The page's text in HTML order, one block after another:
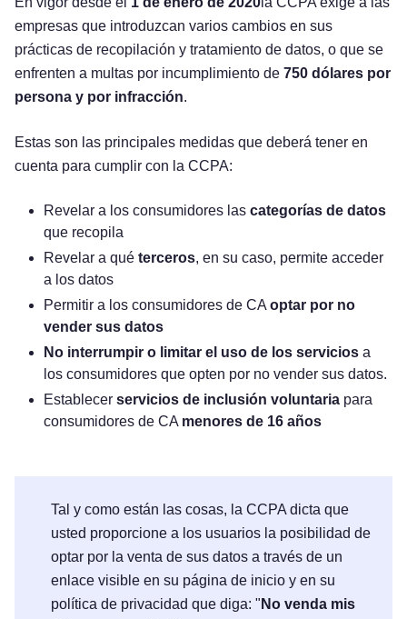
empresas que introduzcan varios cambios en sus
prácticas de recopilación y tratamiento de datos, o que se
enfrenten a multas por incumplimiento de 750 dólares por
persona y por infracción.
Estas son las principales medidas que deberá tener en
cuenta para cumplir con la CCPA:
Revelar a los consumidores las categorías de datos
que recopila
Revelar a qué terceros, en su caso, permite acceder
a los datos
Permitir a los consumidores de CA optar por no
vender sus datos
No interrumpir o limitar el uso de los servicios a
los consumidores que opten por no vender sus datos.
Establecer servicios de inclusión voluntaria para
consumidores de CA menores de 16 años
Tal y como están las cosas, la CCPA dicta que
usted proporcione a los usuarios la posibilidad de
optar por la venta de sus datos a través de un
enlace visible en su página de inicio y en su
política de privacidad que diga: " No venda mis